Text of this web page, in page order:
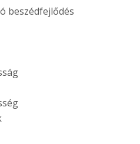
beszédfejlődés